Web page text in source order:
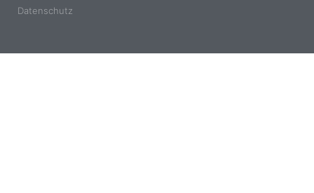
Datenschutz